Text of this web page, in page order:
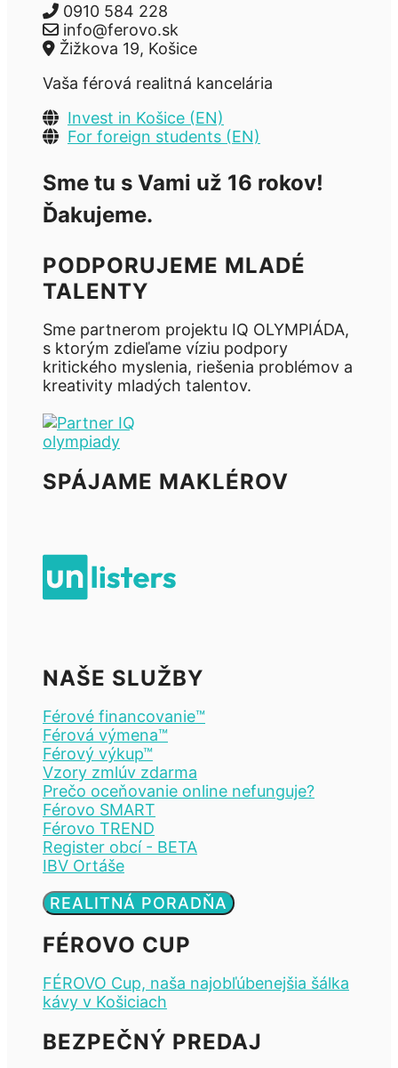
0910 584 228
info@ferovo.sk
Žižkova 19, Košice
Vaša férová realitná kancelária
Invest in Košice (EN)
For foreign students (EN)
Sme tu s Vami už 16 rokov!
Ďakujeme.
PODPORUJEME MLADÉ
TALENTY
Sme partnerom projektu IQ OLYMPIÁDA,
s ktorým zdieľame víziu podpory
kritického myslenia, riešenia problémov a
kreativity mladých talentov.
SPÁJAME MAKLÉROV
NAŠE SLUŽBY
Férové financovanie™
Férová výmena™
Férový výkup™
Vzory zmlúv zdarma
Prečo oceňovanie online nefunguje?
Férovo SMART
Férovo TREND
Register obcí - BETA
IBV Ortáše
REALITNÁ PORADŇA
FÉROVO CUP
FÉROVO Cup, naša najobľúbenejšia šálka
kávy v Košiciach
BEZPEČNÝ PREDAJ